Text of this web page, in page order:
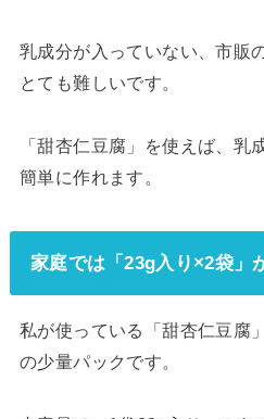
乳成分が入っていない、市販
とても難しいです。
「甜杏仁豆腐」を使えば、乳
簡単に作れます。
家庭では「23g入り×2袋」
私が使っている「甜杏仁豆腐
の少量パックです。